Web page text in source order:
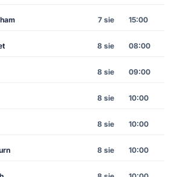
7 sie 15:00
8 sie 08:00
8 sie 09:00
8 sie 10:00
8 sie 10:00
8 sie 10:00